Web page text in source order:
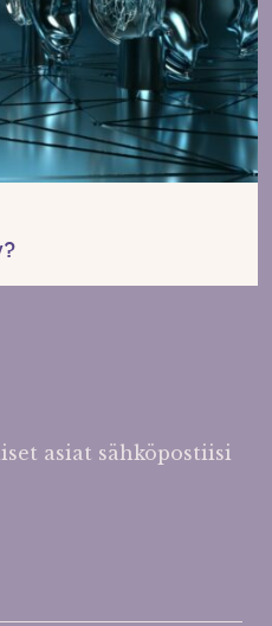
asiat sähköpostiisi